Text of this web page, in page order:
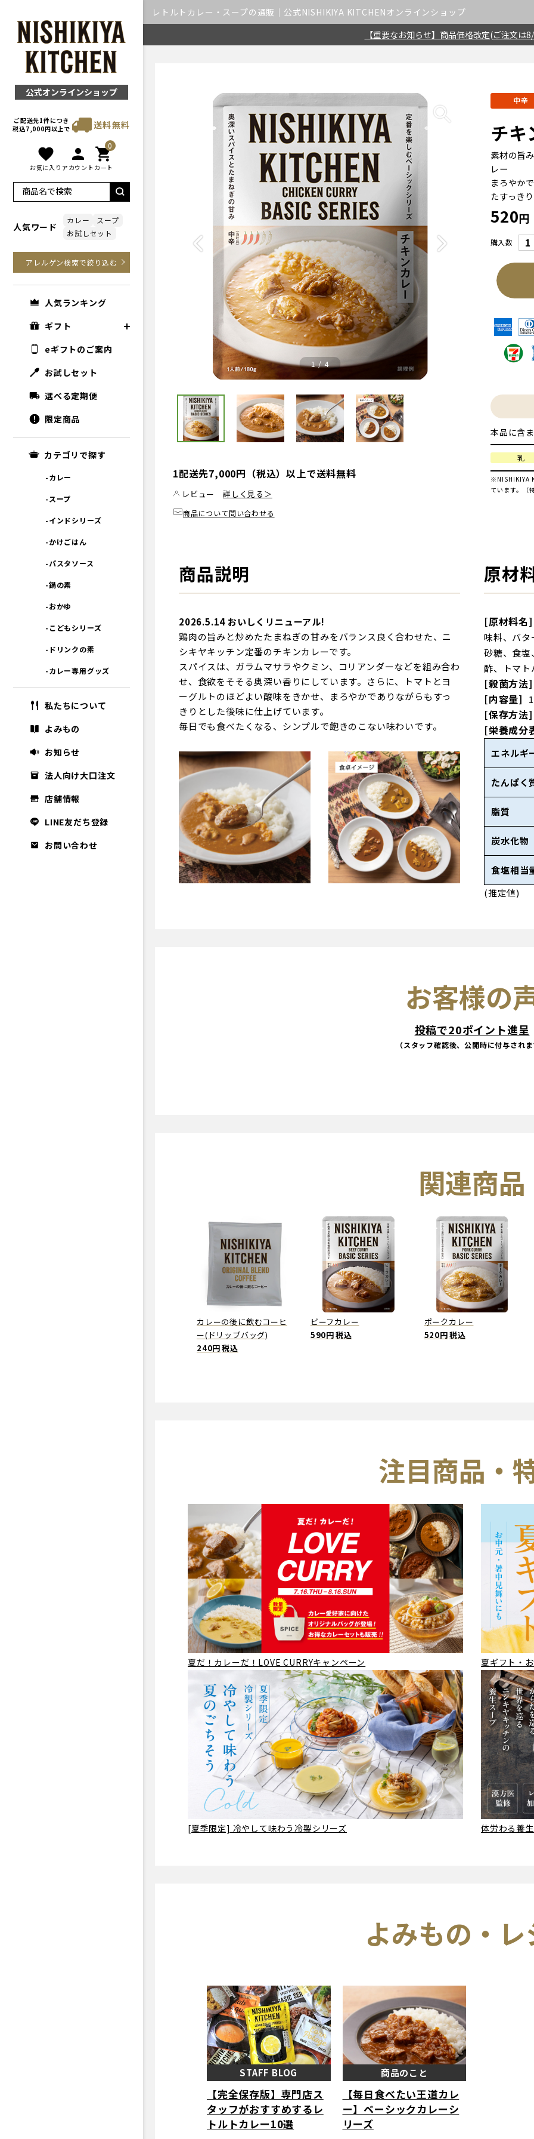
公式オンラインショップ
ご配送先1件につき
税込7,000円以上で
送料無料
favorite
お気に入り
person
アカウント
0
shopping_cart
カート
人気ワード
カレー
スープ
お試しセット
アレルゲン検索で絞り込む
人気ランキング
ギフト
eギフトのご案内
お試しセット
選べる定期便
限定商品
カテゴリで探す
-カレー
-スープ
-インドシリーズ
-かけごはん
-パスタソース
-鍋の素
-おかゆ
-こどもシリーズ
-ドリンクの素
-カレー専用グッズ
私たちについて
よみもの
お知らせ
法人向け大口注文
店舗情報
LINE友だち登録
お問い合わせ
レトルトカレー・スープの通販｜公式NISHIKIYA KITCHENオンラインショップ
【重要なお知らせ】商品価格改定(ご注文は
Previous
1/4
1配送先7,000円（税込）以上で送料無料
レビュー 詳しく見る＞
商品について問い合わせる
中辛
チキ
素材の旨
レー
まろやか
たすっき
520円
購入数
本品に含
乳
※NISHIKIYA
ています。（
商品説明
2026.5.14 おいしくリニューアル!
鶏肉の旨みと炒めたたまねぎの甘みをバランス良く合わせた、ニ
シキヤキッチン定番のチキンカレーです。
スパイスは、ガラムマサラやクミン、コリアンダーなどを組み合わ
せ、食欲をそそる奥深い香りにしています。さらに、トマトとヨ
ーグルトのほどよい酸味をきかせ、まろやかでありながらもすっ
きりとした後味に仕上げています。
毎日でも食べたくなる、シンプルで飽きのこない味わいです。
原材
[原材料名]
味料、バタ
砂糖、食
酢、トマ
[殺菌方法]
[内容量]
[保存方法]
[栄養成分
エネルギ
たんぱく
脂質
炭水化物
食塩相当
(推定値)
お客様の
投稿で20ポイント進呈
（スタッフ確認後、公開時に付与され
関連商品
カレーの後に飲むコーヒ
ー(ドリップバッグ)
240円税込
ビーフカレー
590円税込
ポークカレー
520円税込
注目商品・
夏だ！カレーだ！LOVE CURRYキャンペーン 夏ギフト・
[夏季限定] 冷やして味わう冷製シリーズ 体労わる養
よみもの・
STAFF BLOG
【完全保存版】専門店ス
タッフがおすすめするレ
トルトカレー10選
商品のこと
【毎日食べたい王道カレ
ー】ベーシックカレーシ
リーズ